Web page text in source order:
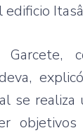
edificio Itasâ
,
se realiza